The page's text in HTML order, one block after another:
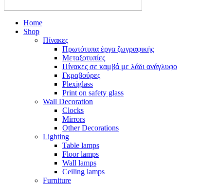
Home
Shop
Πίνακες
Πρωτότυπα έργα ζωγραφικής
Μεταξοτυπίες
Πίνακες σε καμβά με λάδι ανάγλυφο
Γκραβούρες
Plexiglass
Print on safety glass
Wall Decoration
Clocks
Mirrors
Other Decorations
Lighting
Table lamps
Floor lamps
Wall lamps
Ceiling lamps
Furniture